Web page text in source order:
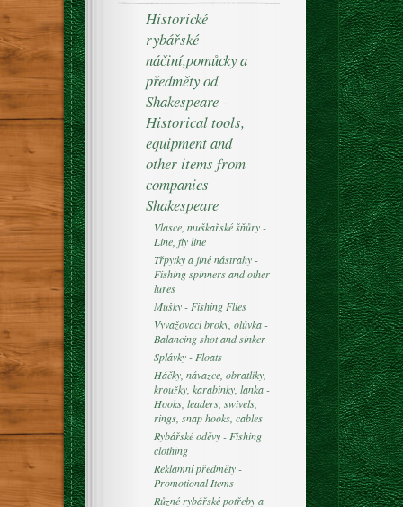
Historické
rybářské
náčiní,pomůcky a
předměty od
Shakespeare -
Historical tools,
equipment and
other items from
companies
Shakespeare
Vlasce, muškařské šňůry -
Line, fly line
Třpytky a jiné nástrahy -
Fishing spinners and other
lures
Mušky - Fishing Flies
Vyvažovací broky, olůvka -
Balancing shot and sinker
Splávky - Floats
Háčky, návazce, obratlíky,
kroužky, karabinky, lanka -
Hooks, leaders, swivels,
rings, snap hooks, cables
Rybářské oděvy - Fishing
clothing
Reklamní předměty -
Promotional Items
Různé rybářské potřeby a